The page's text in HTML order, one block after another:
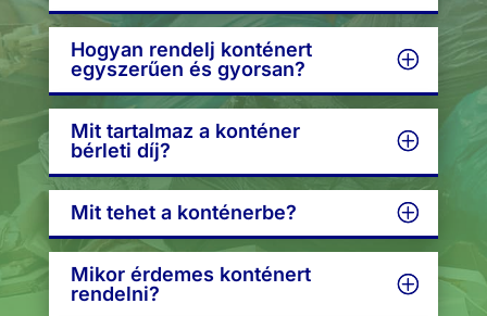
Hogyan rendelj konténert
egyszerűen és gyorsan?
Mit tartalmaz a konténer
bérleti díj?
Mit tehet a konténerbe?
Mikor érdemes konténert
rendelni?